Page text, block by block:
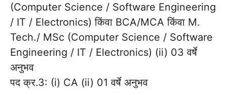
(Computer Science / Software Engineering
/ IT / Electronics) किंवा BCA/MCA किंवा M.
Tech./ MSc (Computer Science / Software
Engineering / IT / Electronics) (ii) 03 वर्षे
अनुभव
पद क्र.3: (i) CA (ii) 01 वर्षे अनुभव